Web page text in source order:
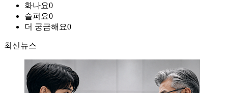
화나요0
슬퍼요0
더 궁금해요0
최신뉴스